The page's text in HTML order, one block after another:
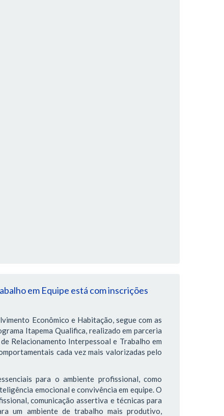
em Equipe está com inscrições
Econômico e Habitação, segue com as
Itapema Qualifica, realizado em parceria
Relacionamento Interpessoal e Trabalho em
cada vez mais valorizadas pelo
para o ambiente profissional, como
emocional e convivência em equipe. O
comunicação assertiva e técnicas para
um ambiente de trabalho mais produtivo,